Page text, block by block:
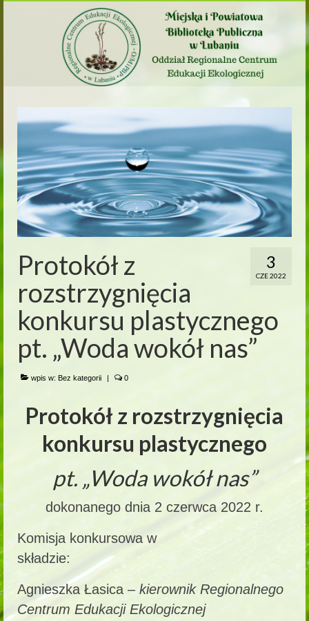
3
CZE 2022
Protokół z
rozstrzygnięcia
konkursu plastycznego
pt. „Woda wokół nas”
wpis w: Bez kategorii | 0
Protokół z rozstrzygnięcia
konkursu plastycznego
pt. „Woda wokół nas”
dokonanego dnia 2 czerwca 2022 r.
Komisja konkursowa w
składzie:
Agnieszka Łasica – kierownik Regionalnego
Centrum Edukacji Ekologicznej